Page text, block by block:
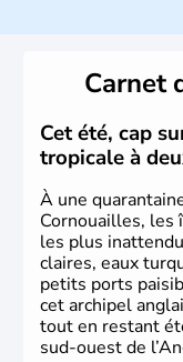
Jones, Roger
de la musique.
littérature et au
pays.
Carnet
Cet été, cap
tropicale à
À une
Cornouailles, les
les plus
claires, eaux
petits ports
cet archipel
tout en restant
sud-ouest de